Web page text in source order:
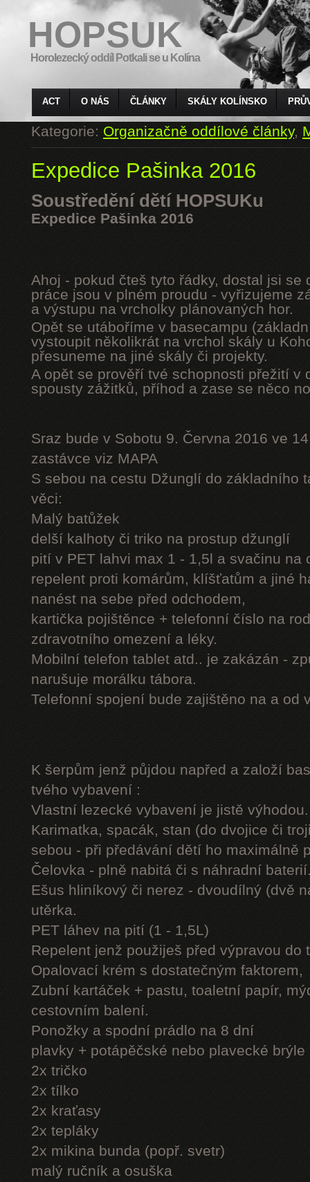
HOPSUK
Horolezecký oddíl Potkali se u Kolína
ACT O NÁS ČLÁNKY SKÁLY KOLÍNSKO
Kategorie:Organizačně oddílové články,
Expedice Pašinka 2016
Soustředění dětí HOPSUKu
Expedice Pašinka 2016
Ahoj - pokud čteš tyto řádky, dostal jsi se
práce jsou v plném proudu - vyřizujeme
a výstupu na vrcholky plánovaných hor.
Opět se utáboříme v basecampu
vystoupit několikrát na vrchol skály u
přesuneme na jiné skály či projekty.
A opět se prověří tvé schopnosti přežití v
spousty zážitků, příhod a zase se něco
Sraz bude v Sobotu 9. Června 2016 ve
zastávce viz MAPA
S sebou na cestu Džunglí do základního
věci:
Malý batůžek
delší kalhoty či triko na prostup džunglí
pití v PET lahvi max 1 - 1,5l a svačinu na
repelent proti komárům, klíšťatům a jiné
nanést na sebe před odchodem,
kartička pojištěnce + telefonní číslo na
zdravotního omezení a léky.
Mobilní telefon tablet atd.. je zakázán -
narušuje morálku tábora.
Telefonní spojení bude zajištěno na a od
K šerpům jenž půjdou napřed a založí
tvého vybavení :
Vlastní lezecké vybavení je jistě výhodou.
Karimatka, spacák, stan (do dvojice či
sebou - při předávání dětí ho maximálně
Čelovka - plně nabitá či s náhradní
Ešus hliníkový či nerez - dvoudílný (dvě
utěrka.
PET láhev na pití (1 - 1,5L)
Repelent jenž použiješ před výpravou do
Opalovací krém s dostatečným faktorem,
Zubní kartáček + pastu, toaletní papír,
cestovním balení.
Ponožky a spodní prádlo na 8 dní
plavky + potápěčské nebo plavecké brýle
2x tričko
2x tílko
2x kraťasy
2x tepláky
2x mikina bunda (popř. svetr)
malý ručník a osuška